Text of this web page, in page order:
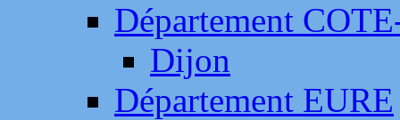
Département
Dijon
Département EURE